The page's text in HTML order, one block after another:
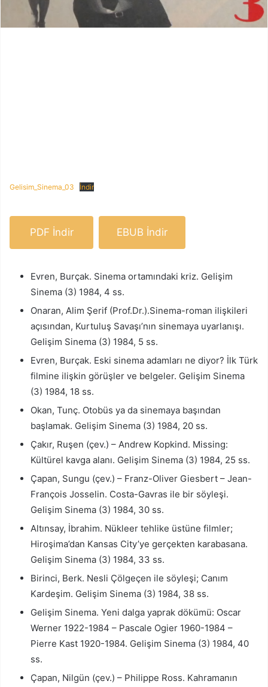
Gelisim_Sinema_03 İndir
PDF İndir EBUB İndir
Evren, Burçak. Sinema ortamındaki kriz. Gelişim
Sinema (3) 1984, 4 ss.
Onaran, Alim Şerif (Prof.Dr.).Sinema-roman ilişkileri
açısından, Kurtuluş Savaşı’nın sinemaya uyarlanışı.
Gelişim Sinema (3) 1984, 5 ss.
Evren, Burçak. Eski sinema adamları ne diyor? İlk Türk
filmine ilişkin görüşler ve belgeler. Gelişim Sinema
(3) 1984, 18 ss.
Okan, Tunç. Otobüs ya da sinemaya başından
başlamak. Gelişim Sinema (3) 1984, 20 ss.
Çakır, Ruşen (çev.) – Andrew Kopkind. Missing:
Kültürel kavga alanı. Gelişim Sinema (3) 1984, 25 ss.
Çapan, Sungu (çev.) – Franz-Oliver Giesbert – Jean-
François Josselin. Costa-Gavras ile bir söyleşi.
Gelişim Sinema (3) 1984, 30 ss.
Altınsay, İbrahim. Nükleer tehlike üstüne filmler;
Hiroşima’dan Kansas City’ye gerçekten karabasana.
Gelişim Sinema (3) 1984, 33 ss.
Birinci, Berk. Nesli Çölgeçen ile söyleşi; Canım
Kardeşim. Gelişim Sinema (3) 1984, 38 ss.
Gelişim Sinema. Yeni dalga yaprak dökümü: Oscar
Werner 1922-1984 – Pascale Ogier 1960-1984 –
Pierre Kast 1920-1984. Gelişim Sinema (3) 1984, 40
ss.
Çapan, Nilgün (çev.) – Philippe Ross. Kahramanın